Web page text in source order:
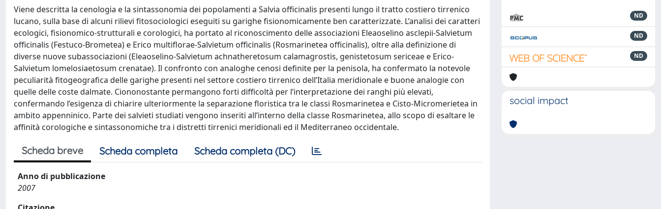
Viene descritta la cenologia e la sintassonomia dei popolamenti a Salvia officinalis presenti lungo il tratto costiero tirrenico
lucano, sulla base di alcuni rilievi fitosociologici eseguiti su garighe fisionomicamente ben caratterizzate. L’analisi dei caratteri
ecologici, fisionomico-strutturali e corologici, ha portato al riconoscimento delle associazioni Eleaoselino asclepii-Salvietum
officinalis (Festuco-Brometea) e Erico multiflorae-Salvietum officinalis (Rosmarinetea officinalis), oltre alla definizione di
diverse nuove subassociazioni (Eleaoselino-Salvietum achnatheretosum calamagrostis, genistetosum sericeae e Erico-
Salvietum lomelosiaetosum crenatae). Il confronto con analoghe cenosi definite per la penisola, ha confermato la notevole
peculiarità fitogeografica delle garighe presenti nel settore costiero tirrenico dell’Italia meridionale e buone analogie con
quelle delle coste dalmate. Ciononostante permangono forti difficoltà per l’interpretazione dei ranghi più elevati,
confermando l’esigenza di chiarire ulteriormente la separazione floristica tra le classi Rosmarinetea e Cisto-Micromerietea in
ambito appenninico. Parte dei salvieti studiati vengono inseriti all’interno della classe Rosmarinetea, allo scopo di esaltare le
affinità corologiche e sintassonomiche tra i distretti tirrenici meridionali ed il Mediterraneo occidentale.
Scheda breve Scheda completa Scheda completa (DC)
Anno di pubblicazione
2007
ND
ND
ND
social impact